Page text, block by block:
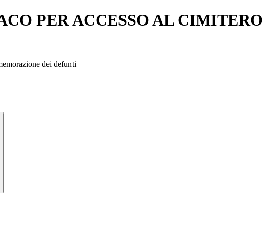
PER ACCESSO AL
dei defunti